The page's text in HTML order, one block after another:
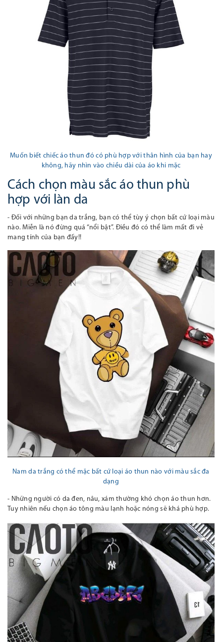
Muốn biết chiếc áo thun đó có phù hợp với thân hình của bạn hay
không, hãy nhìn vào chiều dài của áo khi mặc
Cách chọn màu sắc áo thun phù
hợp với làn da
- Đối với những bạn da trắng, bạn có thể tùy ý chọn bất cứ loại màu
nào. Miễn là nó đừng quá “nổi bật”. Điều đó có thể làm mất đi vẻ
mang tính của bạn đấy!!
Nam da trắng có thể mặc bất cứ loại áo thun nào với màu sắc đa
dạng
- Những người có da đen, nâu, xám thường khó chọn áo thun hơn.
Tuy nhiên nếu chọn áo tông màu lạnh hoặc nóng sẽ khá phù hợp.